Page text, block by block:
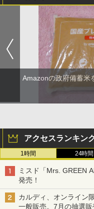
Amazonの政府備蓄米
アクセスランキン
1時間 24時間
ミスド「Mrs. GREEN
発売！
カルディ、オンライン
一般販売。7月の抽選